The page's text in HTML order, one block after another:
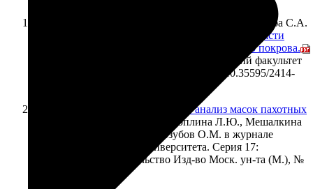
Алябина И.О., Исаева Ж.Б., Погорелова О.Е., Шоба С.А.
Геоинформационная система Павлодарской области
(Казахстан) для оценки состояния почвенного покрова.
ИнтерКарто. ИнтерГИС. M.: Географический факультет
МГУ, 2025. Т. 31. Ч. 2. С. 343–357. DOI: 10.35595/2414-
Количественный сравнительный анализ масок пахотных
Коноплина Л.Ю., Мешалкина
Ю.Л., Самсонова В.П., Голозубов О.М. в журнале
Вестник Московского университета. Серия 17:
Почвоведение, издательство Изд-во Моск. ун-та (М.), №